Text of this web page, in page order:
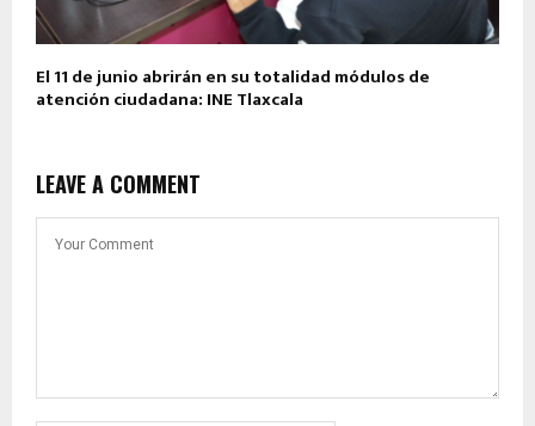
El 11 de junio abrirán en su totalidad módulos de
atención ciudadana: INE Tlaxcala
LEAVE A COMMENT